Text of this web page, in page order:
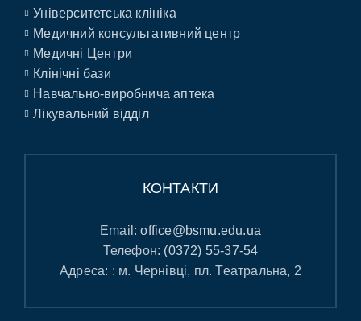
Університетська клініка
Медичний консультативний центр
Медичні Центри
Клінічні бази
Навчально-виробнича аптека
Лікувальний відділ
КОНТАКТИ
Email:office@bsmu.edu.ua
Телефон: (0372) 55-37-54
Адреса: : м. Чернівці, пл. Театральна, 2